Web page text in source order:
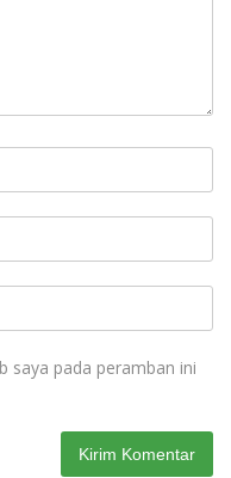
saya pada peramban ini